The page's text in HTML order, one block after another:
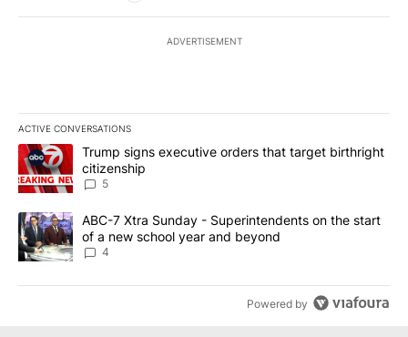
ADVERTISEMENT
ACTIVE CONVERSATIONS
The following is a list of the most commented articles in the last
A trending article titled "Trump signs executive orders that
Trump signs executive orders that target birthright
citizenship
5
A trending article titled "ABC-7 Xtra Sunday - Superintendents
ABC-7 Xtra Sunday - Superintendents on the start
of a new school year and beyond
4
Powered by